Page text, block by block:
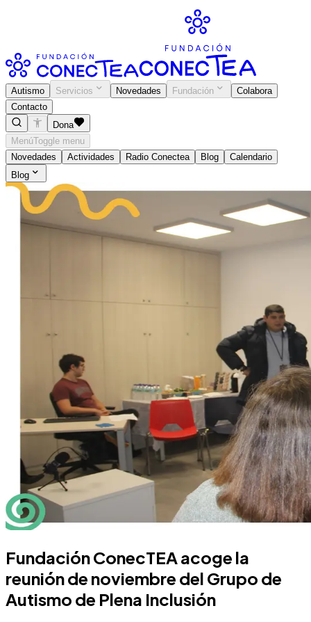
Autismo Servicios Novedades Fundación
Colabora
Contacto
Dona
MenúToggle menu
Novedades
Actividades Radio Conectea Blog
Calendario
Blog
Fundación ConecTEA acoge la
reunión de noviembre del Grupo de
Autismo de Plena Inclusión